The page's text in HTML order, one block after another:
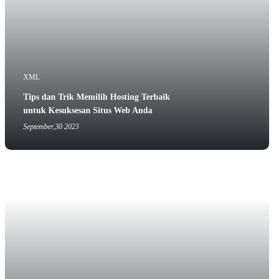
XML
Tips dan Trik Memilih Hosting Terbaik
untuk Kesuksesan Situs Web Anda
September,30 2023